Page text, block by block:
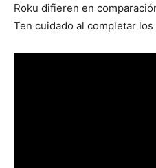
Roku difieren en
Ten cuidado al completar